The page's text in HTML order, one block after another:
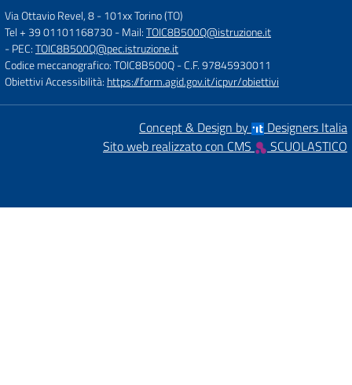
Via Ottavio Revel, 8-101xx Torino (TO)
Tel + 39 01101168730- Mail:TOIC8B500Q@istruzione.it
- PEC:TOIC8B500Q@pec.istruzione.it
Codice meccanografico: TOIC8B500Q- C.F. 97845930011
Obiettivi Accessibilità: https://form.agid.gov.it/icpvr/obiettivi
Concept & Design by
Designers Italia
Sito web realizzato con CMS
SCUOLASTICO